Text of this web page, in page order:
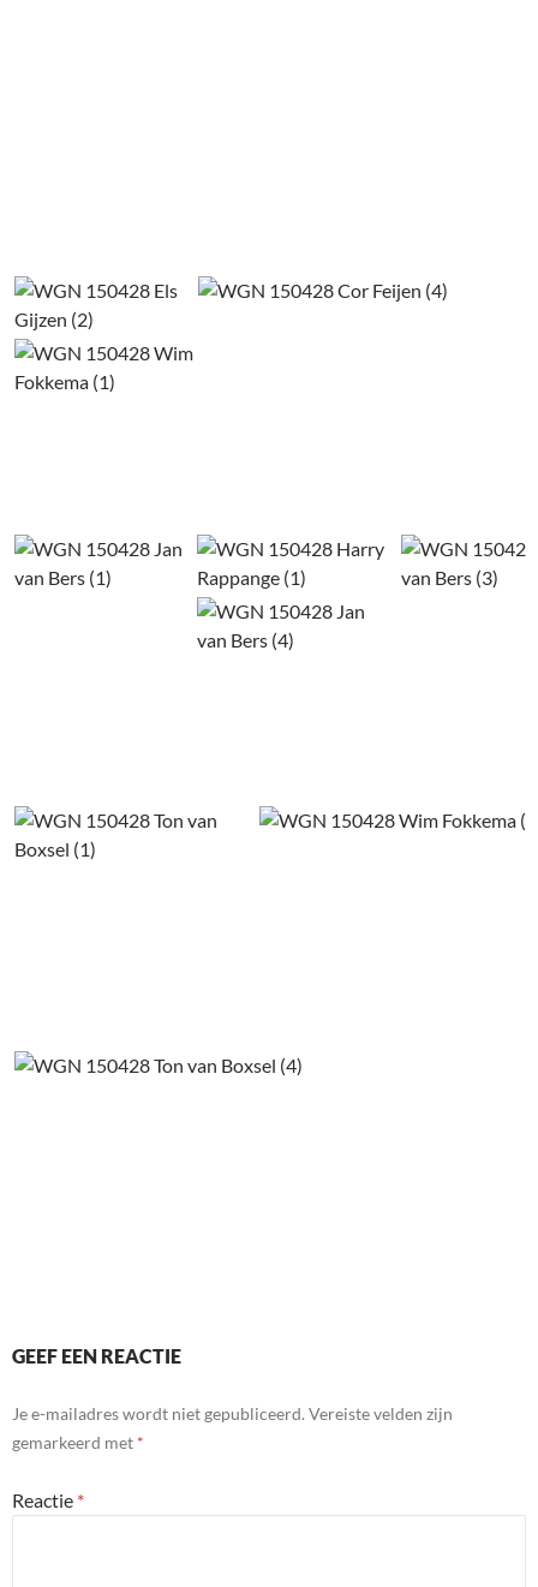
GEEF EEN REACTIE
Je e-mailadres wordt niet gepubliceerd. Vereiste velden zijn
gemarkeerd met *
Reactie *